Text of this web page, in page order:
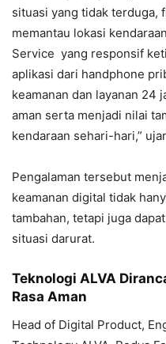
situasi yang tidak terduga,
memantau lokasi
Service yang responsif
aplikasi dari handphone
keamanan dan layanan 24
aman serta menjadi nilai
kendaraan sehari-hari,”
Pengalaman tersebut
keamanan digital tidak
tambahan, tetapi juga
situasi darurat.
Teknologi ALVA
Rasa Aman
Head of Digital Product,